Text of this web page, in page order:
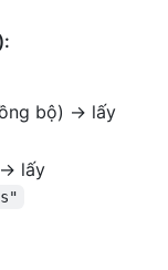
bộ) → lấy
lấy